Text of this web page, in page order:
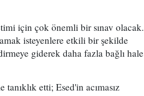
için çok önemli bir sınav olacak.
isteyenlere etkili bir şekilde
giderek daha fazla bağlı hale
etti; Esed'in acımasız